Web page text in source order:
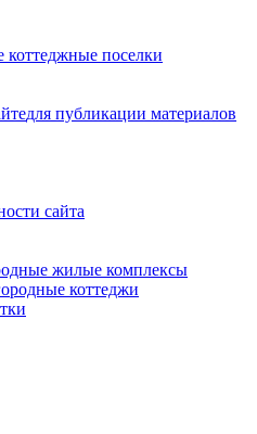
коттеджные поселки
для публикации материалов
сайта
жилые комплексы
коттеджи